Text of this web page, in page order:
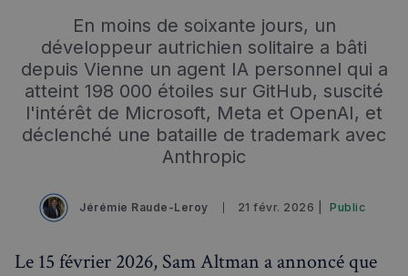
En moins de soixante jours, un
développeur autrichien solitaire a bâti
depuis Vienne un agent IA personnel qui a
atteint 198 000 étoiles sur GitHub, suscité
l'intérêt de Microsoft, Meta et OpenAI, et
déclenché une bataille de trademark avec
Anthropic
Jérémie Raude-Leroy 21 févr. 2026 | Public
Le 15 février 2026, Sam Altman a annoncé que